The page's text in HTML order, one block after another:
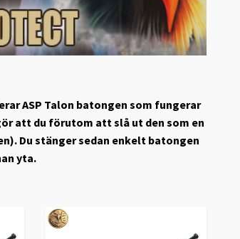
ASP Talon batongen som fungerar
att du förutom att slå ut den som en
Du stänger sedan enkelt batongen
yta.